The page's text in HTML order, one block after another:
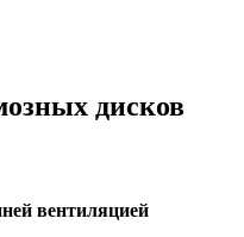
дисков
вентиляцией